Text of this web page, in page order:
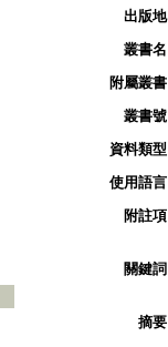
出版地
叢書名
附屬叢書
叢書號
資料類型
使用語言
附註項
關鍵詞
摘要